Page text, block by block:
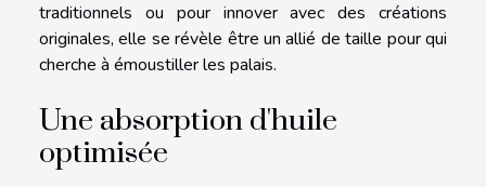
traditionnels ou pour innover avec des créations
originales, elle se révèle être un allié de taille pour qui
cherche à émoustiller les palais.
Une absorption d'huile
optimisée